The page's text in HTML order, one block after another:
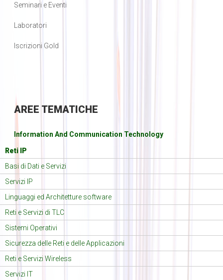
Seminari e Eventi
Laboratori
Iscrizioni Gold
AREE TEMATICHE
Information And Communication Technology
Reti IP
Basi di Dati e Servizi
Servizi IP
Linguaggi ed Architetture software
Reti e Servizi di TLC
Sistemi Operativi
Sicurezza delle Reti e delle Applicazioni
Reti e Servizi Wireless
Servizi IT